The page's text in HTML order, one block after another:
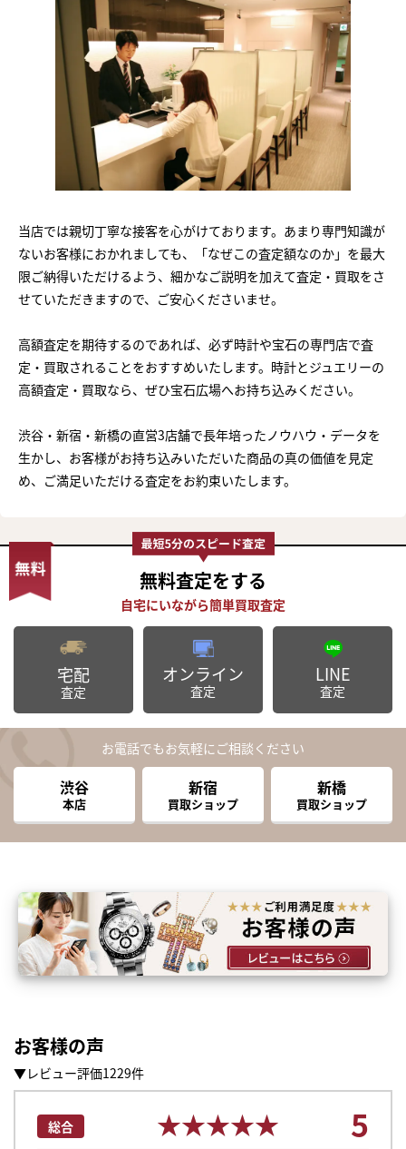
当店では親切丁寧な接客を心がけております。あまり専門知識が
ないお客様におかれましても、「なぜこの査定額なのか」を最大
限ご納得いただけるよう、細かなご説明を加えて査定・買取をさ
せていただきますので、ご安心くださいませ。
高額査定を期待するのであれば、必ず時計や宝石の専門店で査
定・買取されることをおすすめいたします。時計とジュエリーの
高額査定・買取なら、ぜひ宝石広場へお持ち込みください。
渋谷・新宿・新橋の直営3店舗で長年培ったノウハウ・データを
生かし、お客様がお持ち込みいただいた商品の真の価値を見定
め、ご満足いただける査定をお約束いたします。
無料査定をする
宅配
査定
オンライン
査定
LINE
査定
お電話でもお気軽にご相談ください
渋谷
本店
新宿
買取ショップ
新橋
買取ショップ
お客様の声
▼レビュー評価1229件
総合 ★★★★★
★★★★★ 5